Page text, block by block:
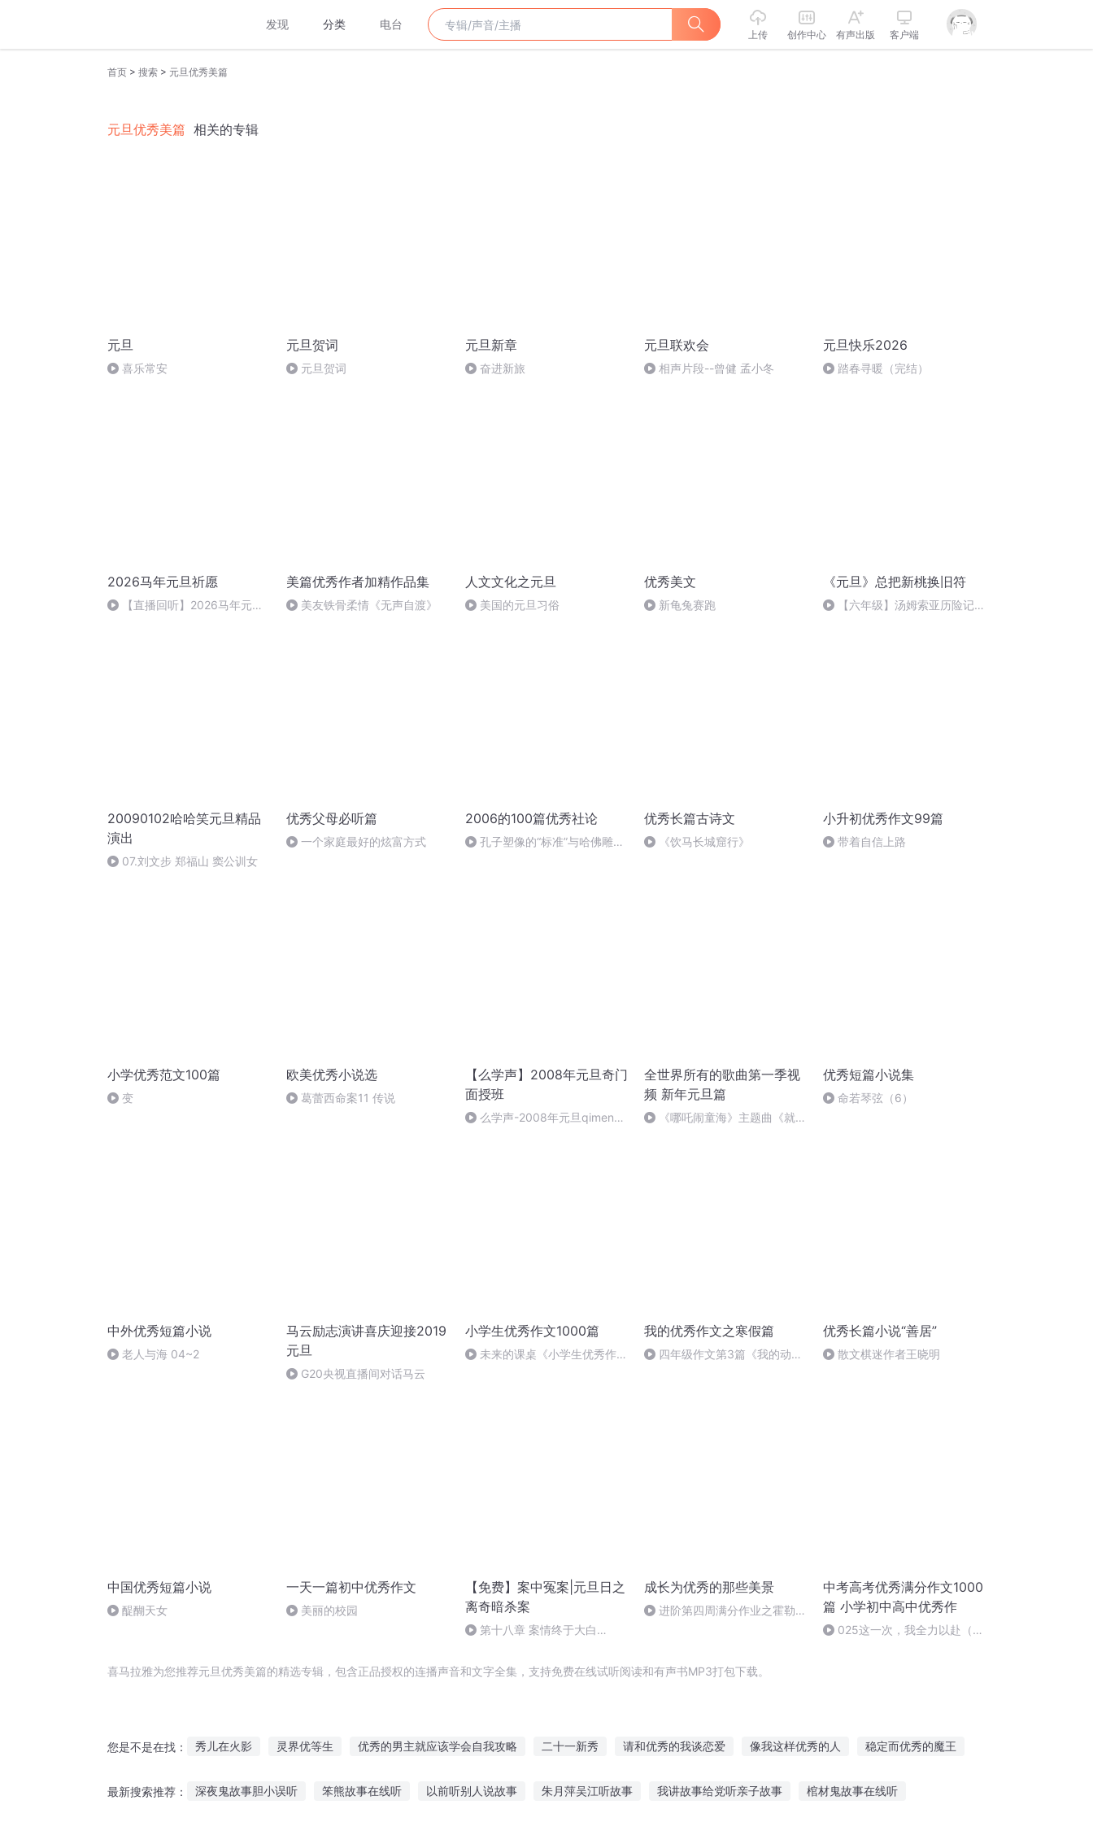
发现 分类 电台
上传 创作中心 有声出版 客户端
首页 > 搜索 > 元旦优秀美篇
元旦优秀美篇 相关的专辑
元旦
喜乐常安
元旦贺词
元旦贺词
元旦新章
奋进新旅
元旦联欢会
相声片段--曾健 孟小冬
元旦快乐2026
踏春寻暖（完结）
2026马年元旦祈愿
【直播回听】2026马年元旦
美篇优秀作者加精作品集
美友铁骨柔情《无声自渡》
人文文化之元旦
美国的元旦习俗
优秀美文
新龟兔赛跑
《元旦》总把新桃换旧符
【六年级】汤姆索亚历险记
20090102哈哈笑元旦精品
演出
07.刘文步 郑福山 窦公训女
优秀父母必听篇
一个家庭最好的炫富方式
2006的100篇优秀社论
孔子塑像的“标准”与哈佛雕像
优秀长篇古诗文
《饮马长城窟行》
小升初优秀作文99篇
带着自信上路
小学优秀范文100篇
变
欧美优秀小说选
葛蕾西命案11 传说
【么学声】2008年元旦奇门
面授班
么学声-2008年元旦qimen面
全世界所有的歌曲第一季视
频 新年元旦篇
《哪吒闹童海》主题曲《就是
优秀短篇小说集
命若琴弦（6）
中外优秀短篇小说
老人与海 04~2
马云励志演讲喜庆迎接2019
元旦
G20央视直播间对话马云
小学生优秀作文1000篇
未来的课桌《小学生优秀作文
我的优秀作文之寒假篇
四年级作文第3篇《我的动物
优秀长篇小说“善居”
散文棋迷作者王晓明
中国优秀短篇小说
醍醐天女
一天一篇初中优秀作文
美丽的校园
【免费】案中冤案|元旦日之
离奇暗杀案
第十八章 案情终于大白
成长为优秀的那些美景
进阶第四周满分作业之霍勒婆
中考高考优秀满分作文1000
篇 小学初中高中优秀作
025这一次，我全力以赴（中
喜马拉雅为您推荐元旦优秀美篇的精选专辑，包含正品授权的连播声音和文字全集，支持免费在线试听阅读和有声书MP3打包下载。
您是不是在找： 秀儿在火影 灵界优等生 优秀的男主就应该学会自我攻略 二十一新秀 请和优秀的我谈恋爱 像我这样优秀的人 稳定而优秀的魔王
最新搜索推荐： 深夜鬼故事胆小误听 笨熊故事在线听 以前听别人说故事 朱月萍吴江听故事 我讲故事给党听亲子故事 棺材鬼故事在线听